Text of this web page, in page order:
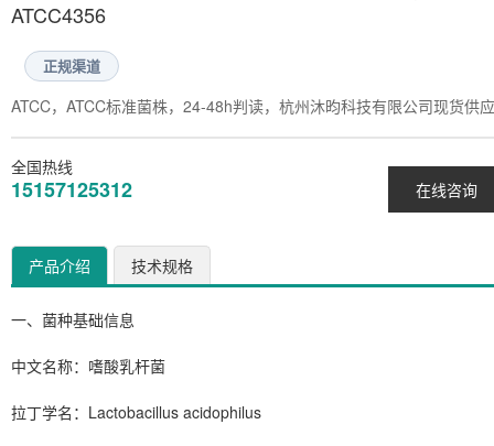
ATCC4356
正规渠道
ATCC，ATCC标准菌株，24-48h判读，杭州沐昀科技有限公司现货供应
在线咨询
全国热线
15157125312
产品介绍 技术规格
一、菌种基础信息
中文名称：嗜酸乳杆菌
拉丁学名 ： Lactobacillus acidophilus